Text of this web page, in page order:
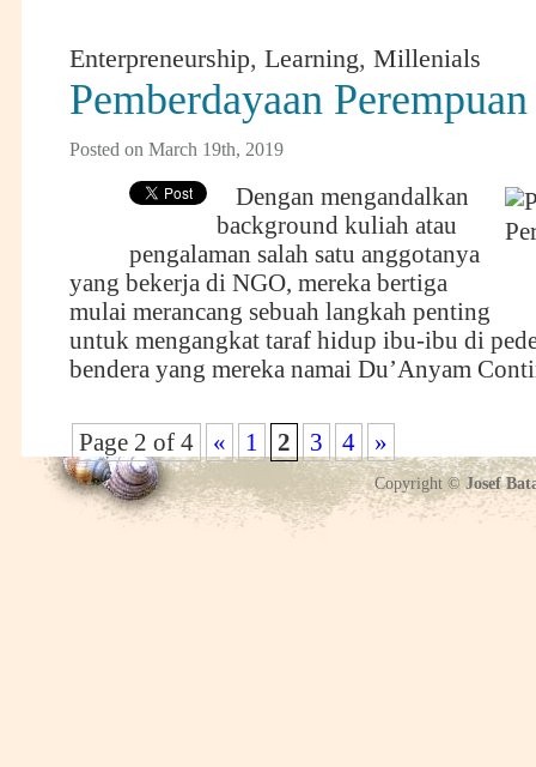
Enterpreneurship, Learning, Millenials
Pemberdayaan Perempuan
Posted on March 19th, 2019
Dengan mengandalkan
background kuliah atau
pengalaman salah satu anggotanya
yang bekerja di NGO, mereka bertiga
mulai merancang sebuah langkah penting
untuk mengangkat taraf hidup ibu-ibu di
bendera yang mereka namai Du’Anyam
Page 2 of 4 « 1 2 3 4 »
Copyright ©Josef